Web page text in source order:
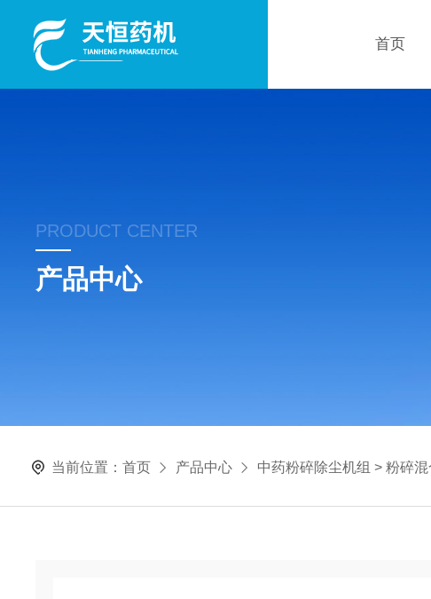
首页
PRODUCT CENTER
产品中心
当前位置： 首页 产品中心 中药粉碎除尘机组 > 粉碎混